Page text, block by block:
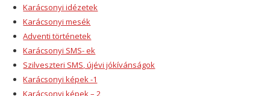
Karácsonyi idézetek
Karácsonyi mesék
Adventi történetek
Karácsonyi SMS- ek
Szilveszteri SMS, újévi jókívánságok
Karácsonyi képek -1
Karácsonyi képek – 2